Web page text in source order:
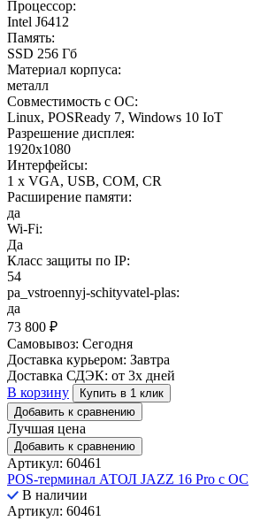
Процессор:
Intel J6412
Память:
SSD 256 Гб
Материал корпуса:
металл
Совместимость с ОС:
Linux, POSReady 7, Windows 10 IoT
Разрешение дисплея:
1920x1080
Интерфейсы:
1 x VGA, USB, COM, CR
Расширение памяти:
да
Wi-Fi:
Да
Класс защиты по IP:
54
pa_vstroennyj-schityvatel-plas:
да
73 800 ₽
Самовывоз: Сегодня
Доставка курьером: Завтра
Доставка СДЭК: от 3х дней
В корзину
Купить в 1 клик
Добавить к сравнению
Лучшая цена
Добавить к сравнению
Артикул: 60461
POS-терминал АТОЛ JAZZ 16 Pro с ОС
В наличии
Артикул: 60461